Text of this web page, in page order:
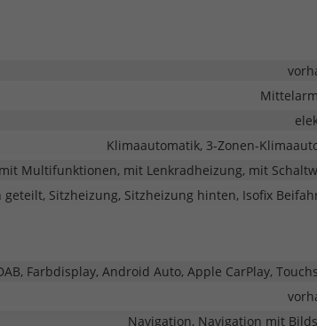
Klimaautomatik, 3-Zonen-
Multifunktionen, mit Lenkradheizung, mit
Sitzheizung, Sitzheizung hinten, Isofix
Farbdisplay, Android Auto, Apple CarPlay,
Navigation, Navigation mit